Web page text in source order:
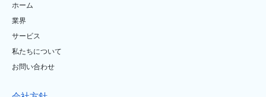
ホーム
業界
サービス
私たちについて
お問い合わせ